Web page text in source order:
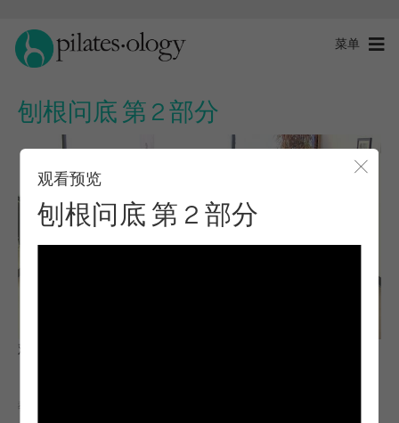
菜单
刨根问底 第 2 部分
观看预览
刨根问底 第 2 部分
观察与学习
教师